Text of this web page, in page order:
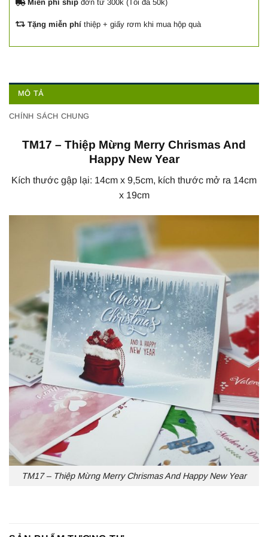
Miễn phí ship đơn từ 300k (Tối đa 50k)
Tặng miễn phí thiệp + giấy rơm khi mua hộp quà
MÔ TẢ
CHÍNH SÁCH CHUNG
TM17 – Thiệp Mừng Merry Chrismas And
Happy New Year
Kích thước gập lại: 14cm x 9,5cm, kích thước mở ra 14cm
x 19cm
TM17 – Thiệp Mừng Merry Chrismas And Happy New Year